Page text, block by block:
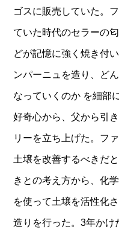
ゴスに販売していた。
ていた時代のセラーの
どが記憶に強く焼き付
ンパーニュを造り、ど
なっていくのか を細部
好奇心から、父から引
リーを立ち上げた。フ
土壌を改善するべきだ
きとの考え方から、化
を使って土壌を活性化
造りを行った。3年かけ